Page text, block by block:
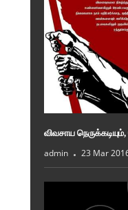
விவசாய
admin 23 Mar